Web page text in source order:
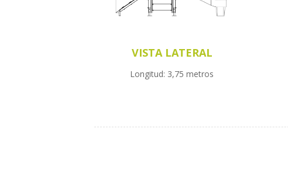
VISTA LATERAL
Longitud: 3,75 metros